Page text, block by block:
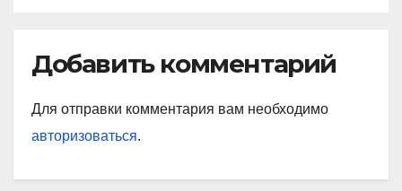
Добавить комментарий
Для отправки комментария вам необходимо
авторизоваться.